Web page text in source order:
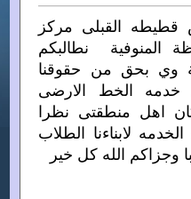
القبلى مركز
المنوفية نطالبكم
وي بحق من حقوقنا
الخط الارضى
اهل منطقتى نظرا
لابناءنا الطلاب
الله كل خير